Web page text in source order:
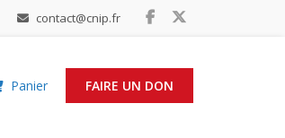
contact@cnip.fr
FAIRE UN DON
Panier